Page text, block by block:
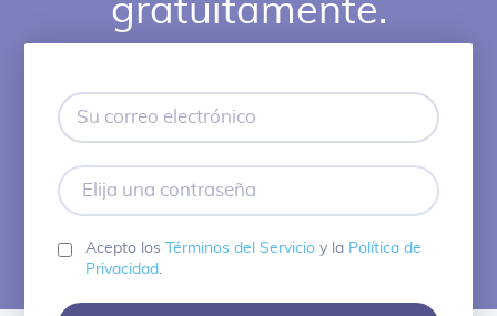
gratuitamente.
correo
una
Acepto los Términos del Servicioy la Política de
Privacidad.